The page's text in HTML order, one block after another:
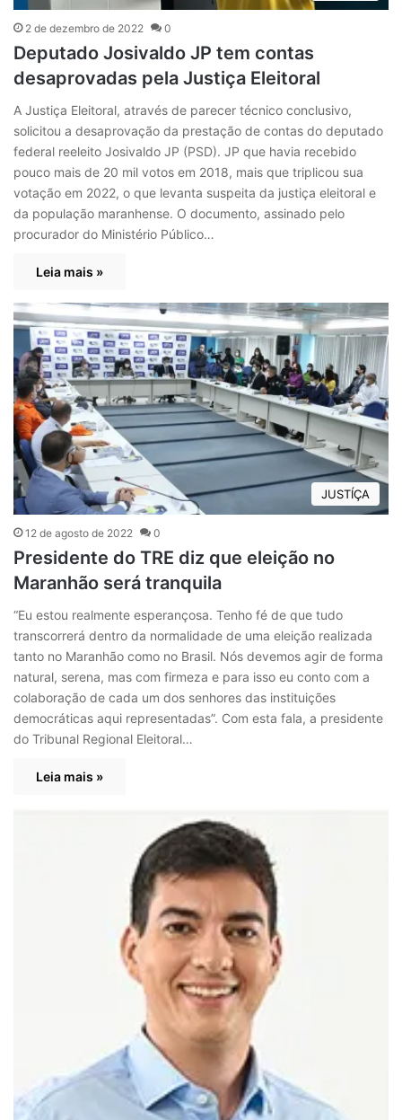
2 de dezembro de 2022 0
Deputado Josivaldo JP tem contas
desaprovadas pela Justiça Eleitoral
A Justiça Eleitoral, através de parecer técnico conclusivo,
solicitou a desaprovação da prestação de contas do deputado
federal reeleito Josivaldo JP (PSD). JP que havia recebido
pouco mais de 20 mil votos em 2018, mais que triplicou sua
votação em 2022, o que levanta suspeita da justiça eleitoral e
da população maranhense. O documento, assinado pelo
procurador do Ministério Público…
Leia mais »
JUSTÍÇA
12 de agosto de 2022 0
Presidente do TRE diz que eleição no
Maranhão será tranquila
“Eu estou realmente esperançosa. Tenho fé de que tudo
transcorrerá dentro da normalidade de uma eleição realizada
tanto no Maranhão como no Brasil. Nós devemos agir de forma
natural, serena, mas com firmeza e para isso eu conto com a
colaboração de cada um dos senhores das instituições
democráticas aqui representadas”. Com esta fala, a presidente
do Tribunal Regional Eleitoral…
Leia mais »